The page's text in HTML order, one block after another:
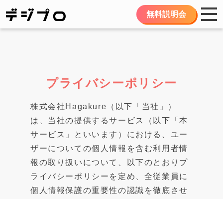
無料説明会
プライバシーポリシー
株式会社Hagakure（以下「当社」）
は、当社の提供するサービス（以下「本
サービス」といいます）における、ユー
ザーについての個人情報を含む利用者情
報の取り扱いについて、以下のとおりプ
ライバシーポリシーを定め、全従業員に
個人情報保護の重要性の認識を徹底させ